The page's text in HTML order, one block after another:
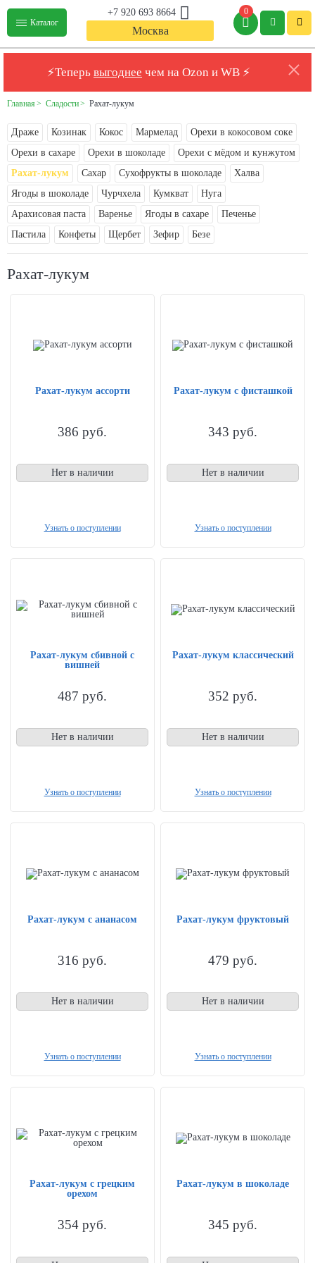
Каталог
Москва
+7 920 693 8664 0
⚡Теперь выгоднее чем на Ozon и WB ⚡
Главная Сладости Рахат-лукум
Драже Козинак Кокос Мармелад
Орехи в кокосовом соке
Орехи в сахаре
Орехи в шоколаде
Орехи с мёдом и кунжутом
Рахат-лукум
Сахар Сухофрукты в шоколаде
Халва
Ягоды в шоколаде
Чурчхела Кумкват
Нуга
Арахисовая паста
Варенье Ягоды в сахаре
Печенье
Пастила
Конфеты Щербет Зефир Безе
Рахат-лукум
Рахат-лукум ассорти
386 руб.
Нет в наличии
Узнать о поступлении
Рахат-лукум с фисташкой
343 руб.
Нет в наличии
Узнать о поступлении
Рахат-лукум сбивной с
вишней
487 руб.
Нет в наличии
Узнать о поступлении
Рахат-лукум классический
352 руб.
Нет в наличии
Узнать о поступлении
Рахат-лукум с ананасом
316 руб.
Нет в наличии
Узнать о поступлении
Рахат-лукум фруктовый
479 руб.
Нет в наличии
Узнать о поступлении
Рахат-лукум с грецким
орехом
354 руб.
Рахат-лукум в шоколаде
345 руб.